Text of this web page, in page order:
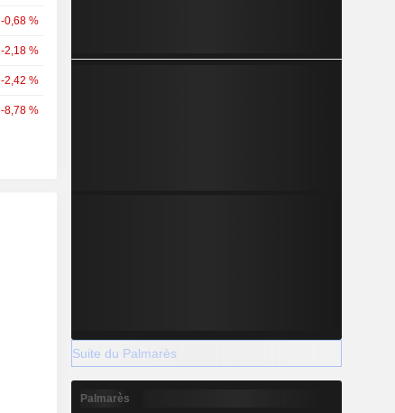
-0,68 %
-2,18 %
-2,42 %
-8,78 %
Suite du Palmarès
Palmarès